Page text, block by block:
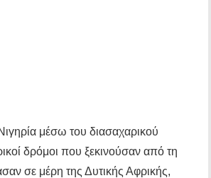
μέσω του διασαχαρικού
δρόμοι που ξεκινούσαν από τη
σε μέρη της Δυτικής Αφρικής,